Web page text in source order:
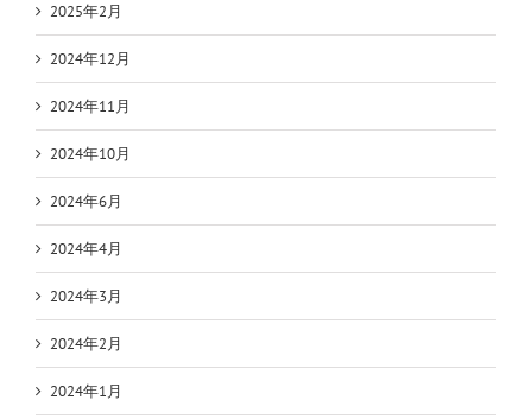
2025年2月
2024年12月
2024年11月
2024年10月
2024年6月
2024年4月
2024年3月
2024年2月
2024年1月